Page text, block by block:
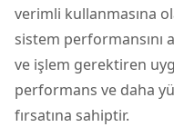
verimli kullanmasına
sistem performansını
ve işlem gerektiren
performans ve daha
fırsatına sahiptir.